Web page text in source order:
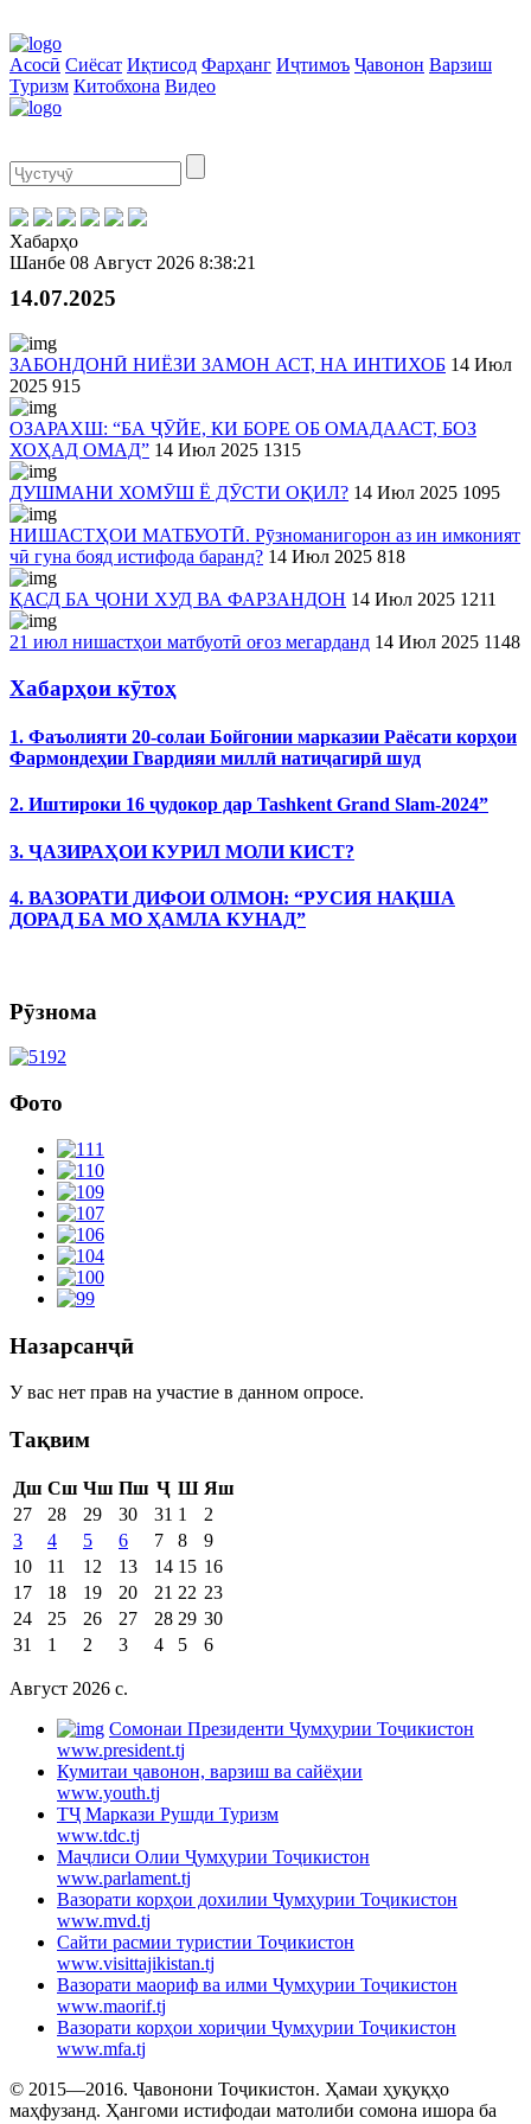
Асосӣ Сиёсат Иқтисод Фарҳанг Иҷтимоъ Ҷавонон Варзиш
Туризм Китобхона Видео
Хабарҳо
Шанбе 08 Август 2026 8:38:21
14.07.2025
ЗАБОНДОНӢ НИЁЗИ ЗАМОН АСТ, НА ИНТИХОБ 14 Июл
2025 915
ОЗАРАХШ: “БА ҶӮЙЕ, КИ БОРЕ ОБ ОМАДААСТ, БОЗ
ХОҲАД ОМАД” 14 Июл 2025 1315
ДУШМАНИ ХОМӮШ Ё ДӮСТИ ОҚИЛ? 14 Июл 2025 1095
НИШАСТҲОИ МАТБУОТӢ. Рӯзноманигорон аз ин имконият
чӣ гуна бояд истифода баранд? 14 Июл 2025 818
ҚАСД БА ҶОНИ ХУД ВА ФАРЗАНДОН 14 Июл 2025 1211
21 июл нишастҳои матбуотӣ оғоз мегарданд 14 Июл 2025 1148
Хабарҳои кӯтоҳ
1. Фаъолияти 20-солаи Бойгонии марказии Раёсати корҳои
Фармондеҳии Гвардияи миллӣ натиҷагирӣ шуд
2. Иштироки 16 ҷудокор дар Tashkent Grand Slam-2024”
3. ҶАЗИРАҲОИ КУРИЛ МОЛИ КИСТ?
4. ВАЗОРАТИ ДИФОИ ОЛМОН: “РУСИЯ НАҚША
ДОРАД БА МО ҲАМЛА КУНАД”
Рӯзнома
Фото
Назарсанҷӣ
У вас нет прав на участие в данном опросе.
Тақвим
Дш Сш Чш Пш Ҷ Ш Яш
27
28 29 30 31 1
2
3
4 5 6 7 8
9
10
11 12 13 14 15 16
17
18 19 20 21 22 23
24
25 26 27 28 29 30
31
1 2 3 4 5 6
Август 2026 c.
Cомонаи Президенти Ҷумҳурии Тоҷикистон
www.president.tj
Кумитаи ҷавонон, варзиш ва сайёҳии
www.youth.tj
ТҶ Маркази Рушди Туризм
www.tdc.tj
Маҷлиси Олии Ҷумҳурии Тоҷикистон
www.parlament.tj
Вазорати корҳои дохилии Ҷумҳурии Тоҷикистон
www.mvd.tj
Сайти расмии туристии Тоҷикистон
www.visittajikistan.tj
Вазорати маориф ва илми Ҷумҳурии Тоҷикистон
www.maorif.tj
Вазорати корҳои хориҷии Ҷумҳурии Тоҷикистон
www.mfa.tj
© 2015—2016. Ҷавонони Тоҷикистон. Ҳамаи ҳуқуқҳо
маҳфузанд. Ҳангоми истифодаи матолиби сомона ишора ба